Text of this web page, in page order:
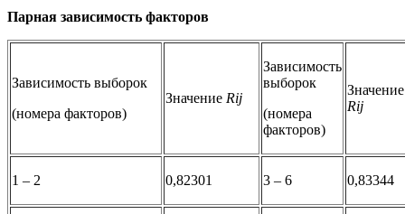
Парная зависимость факторов
Зависимость выборок
(номера факторов)
Значение Rij
Зависимость
выборок
(номера
факторов)
Значение
Rij
1 – 2 0,82301 3 – 6 0,83344